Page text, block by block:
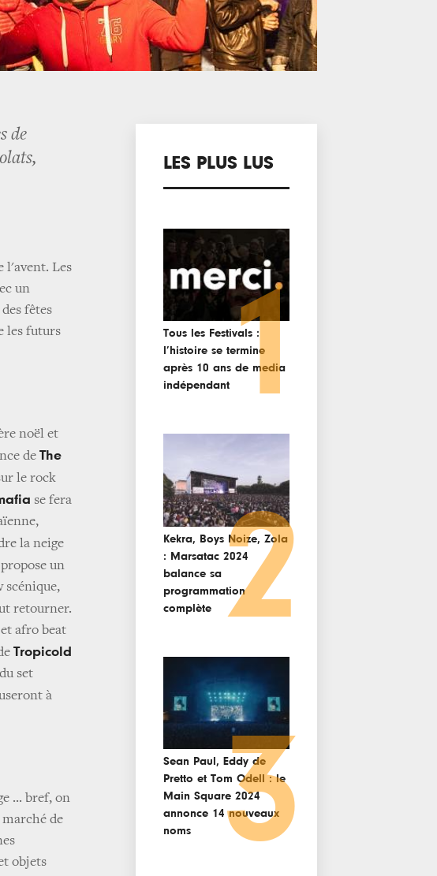
de
l'avent. Les
un
fêtes
les futurs
noël et
de The
le rock
se fera
la neige
propose un
scénique,
retourner.
afro beat
Tropicold
set
à
... bref, on
de
objets
LES PLUS LUS
Tous les Festivals :
l’histoire se termine
après 10 ans de media
indépendant1
Kekra, Boys Noize, Zola
: Marsatac 2024
balance sa
programmation
complète
2
Sean Paul, Eddy de
Pretto et Tom Odell : le
Main Square 2024
annonce 14 nouveaux
noms
3